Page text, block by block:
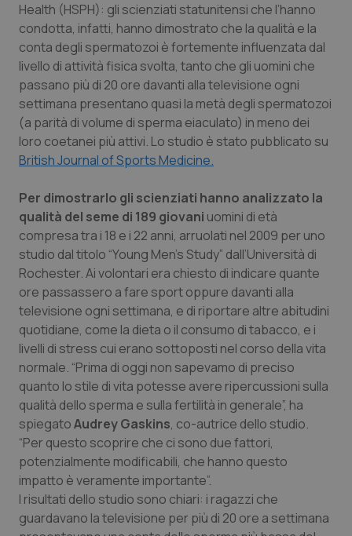
Calabria
Campania
Emilia-Romagna
Friuli Venezia Giulia
Liguria
Lombardia
Marche
Molise
Piemonte
Provincia Autonoma di Bolzano
Provincia Autonoma di Trento
Puglia
Asma & BPCO
Car-T
Colesterolo & coronaropatie
Dermatite Atopica
Disturbi dell’umore
Dolore
Donna & Salute
Epatiti
HIV
Infezioni & Febbre
Ipertensione & Scompenso
Malattie rare
Health (HSPH): gli scienziati statunitensi che l’hanno
condotta, infatti, hanno dimostrato che la qualità e la
conta degli spermatozoi è fortemente influenzata dal
livello di attività fisica svolta, tanto che gli uomini che
passano più di 20 ore davanti alla televisione ogni
settimana presentano quasi la metà degli spermatozoi
(a parità di volume di sperma eiaculato) in meno dei
loro coetanei più attivi. Lo studio è stato pubblicato su
British Journal of Sports Medicine.
Per dimostrarlo gli scienziati hanno analizzato la
qualità del seme di 189 giovani uomini di età
compresa tra i 18 e i 22 anni, arruolati nel 2009 per uno
studio dal titolo “Young Men’s Study” dall’Università di
Rochester. Ai volontari era chiesto di indicare quante
ore passassero a fare sport oppure davanti alla
televisione ogni settimana, e di riportare altre abitudini
quotidiane, come la dieta o il consumo di tabacco, e i
livelli di stress cui erano sottoposti nel corso della vita
normale. “Prima di oggi non sapevamo di preciso
quanto lo stile di vita potesse avere ripercussioni sulla
qualità dello sperma e sulla fertilità in generale”, ha
spiegatoAudrey Gaskins, co-autrice dello studio.
“Per questo scoprire che ci sono due fattori,
potenzialmente modificabili, che hanno questo
impatto è veramente importante”.
I risultati dello studio sono chiari: i ragazzi che
guardavano la televisione per più di 20 ore a settimana